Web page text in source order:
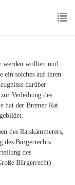
werden wollten und
ein solches auf ihren
darüber
Verleihung des
hat der Bremer Rat
des Ratskämmerers,
des Bürgerrechts
des
Bürgerrecht)